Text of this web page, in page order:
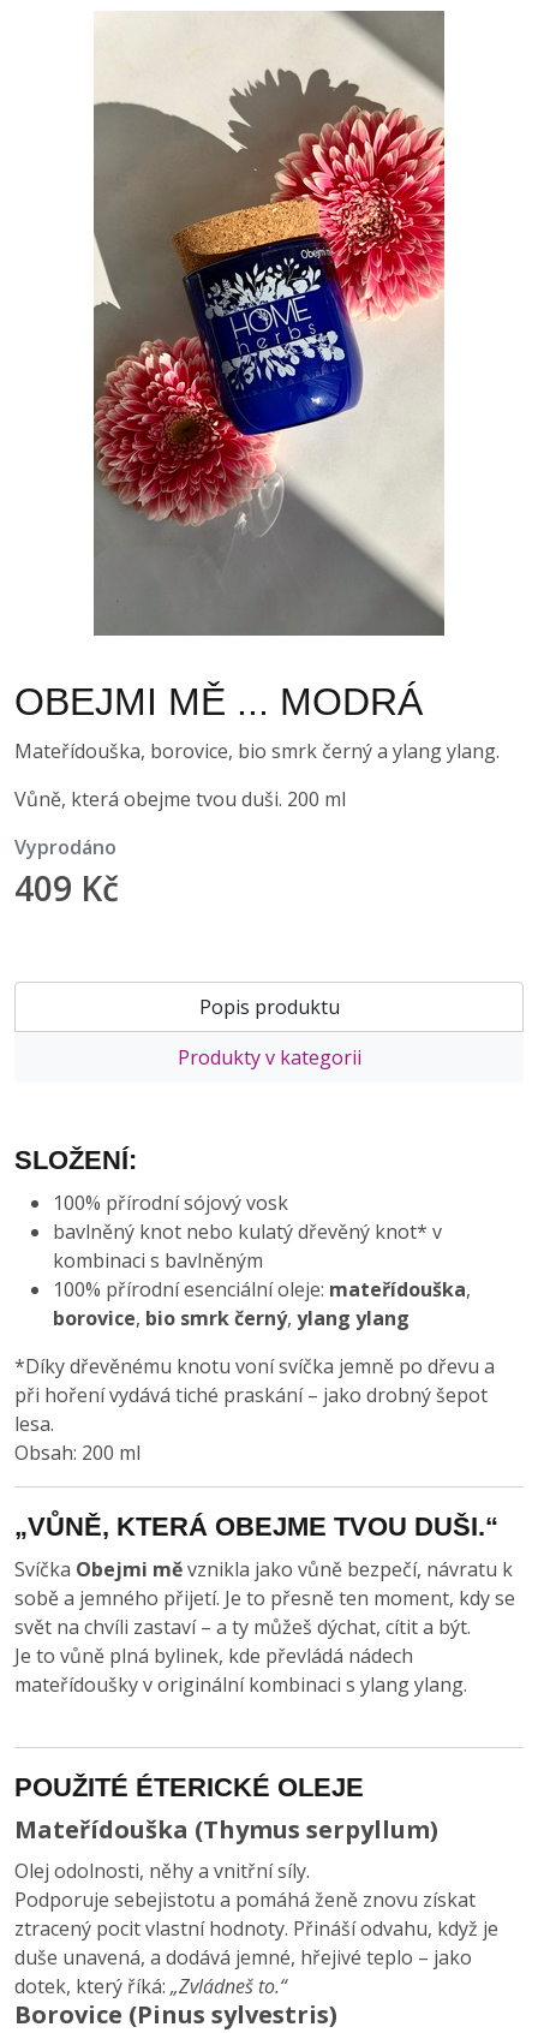
OBEJMI MĚ ... MODRÁ
Mateřídouška, borovice, bio smrk černý a ylang ylang.
Vůně, která obejme tvou duši. 200 ml
vyprodáno
409 Kč
Popis produktu
Produkty v kategorii
SLOŽENÍ:
100% přírodní sójový vosk
bavlněný knot nebo kulatý dřevěný knot* v
kombinaci s bavlněným
100% přírodní esenciální oleje: mateřídouška,
borovice, bio smrk černý, ylang ylang
*Díky dřevěnému knotu voní svíčka jemně po dřevu a
při hoření vydává tiché praskání – jako drobný šepot
lesa.
Obsah: 200 ml
„VŮNĚ, KTERÁ OBEJME TVOU DUŠI.“
Svíčka Obejmi měvznikla jako vůně bezpečí, návratu k
sobě a jemného přijetí. Je to přesně ten moment, kdy se
svět na chvíli zastaví – a ty můžeš dýchat, cítit a být.
Je to vůně plná bylinek, kde převládá nádech
mateřídoušky v originální kombinaci s ylang ylang.
POUŽITÉ ÉTERICKÉ OLEJE
Mateřídouška (Thymus serpyllum)
Olej odolnosti, něhy a vnitřní síly.
Podporuje sebejistotu a pomáhá ženě znovu získat
ztracený pocit vlastní hodnoty. Přináší odvahu, když je
duše unavená, a dodává jemné, hřejivé teplo – jako
dotek, který říká: „Zvládneš to.“
Borovice (Pinus sylvestris)